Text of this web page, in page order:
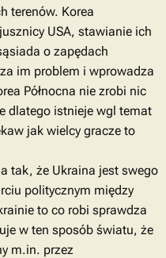
terenów. Korea
USA, stawianie ich
o zapędach
im problem i wprowadza
Północna nie zrobi nic
dlatego istnieje wgl temat
jak wielcy gracze to
tak, że Ukraina jest swego
politycznym między
to co robi sprawdza
w ten sposób światu, że
m.in. przez